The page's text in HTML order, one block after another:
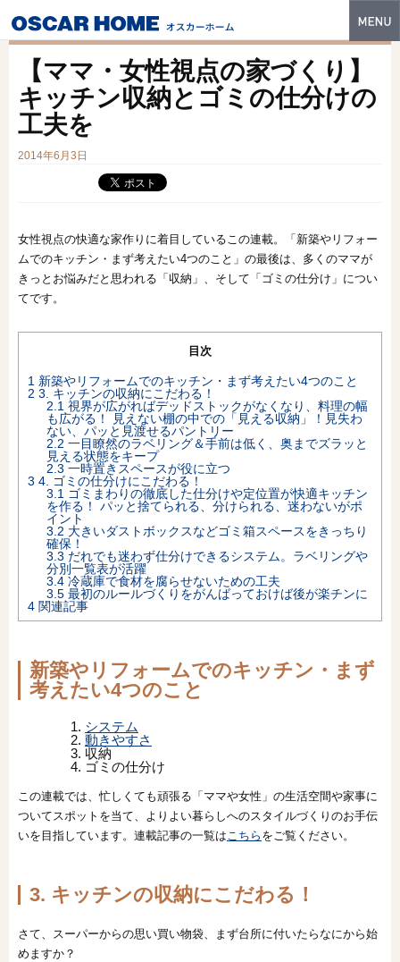
特長
建築実例
フォトギャラリー
スマートセレクト
土地情報
オンライン相談会
【ママ・女性視点の家づくり】
キッチン収納とゴミの仕分けの
工夫を
2014年6月3日
女性視点の快適な家作りに着目しているこの連載。「新築やリフォー
ムでのキッチン・まず考えたい4つのこと」の最後は、多くのママが
きっとお悩みだと思われる「収納」、そして「ゴミの仕分け」につい
てです。
目次
1 新築やリフォームでのキッチン・まず考えたい4つのこと
2 3. キッチンの収納にこだわる！
2.1 視界が広がればデッドストックがなくなり、料理の幅
も広がる！ 見えない棚の中での「見える収納」！見失わ
ない、パッと見渡せるパントリー
2.2 一目瞭然のラベリング＆手前は低く、奥までズラッと
見える状態をキープ
2.3 一時置きスペースが役に立つ
3 4. ゴミの仕分けにこだわる！
3.1 ゴミまわりの徹底した仕分けや定位置が快適キッチン
を作る！ パッと捨てられる、分けられる、迷わないがポ
イント
3.2 大きいダストボックスなどゴミ箱スペースをきっちり
確保！
3.3 だれでも迷わず仕分けできるシステム。ラベリングや
分別一覧表が活躍
3.4 冷蔵庫で食材を腐らせないための工夫
3.5 最初のルールづくりをがんばっておけば後が楽チンに
4 関連記事
新築やリフォームでのキッチン・まず
考えたい4つのこと
システム
動きやすさ
収納
ゴミの仕分け
この連載では、忙しくても頑張る「ママや女性」の生活空間や家事に
ついてスポットを当て、よりよい暮らしへのスタイルづくりのお手伝
いを目指しています。連載記事の一覧はこちら をご覧ください。
3. キッチンの収納にこだわる！
さて、スーパーからの思い買い物袋、まず台所に付いたらなにから始
めますか？